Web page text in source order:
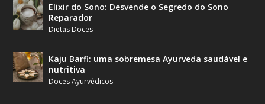
Elixir do Sono: Desvende o Segredo do Sono
Reparador
Dietas Doces
Kaju Barfi: uma sobremesa Ayurveda saudável e
nutritiva
Doces Ayurvédicos